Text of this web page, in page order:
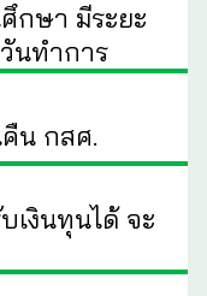
กษา มีระยะ
นทำการ
น กสศ.
เงินทุนได้ จะ